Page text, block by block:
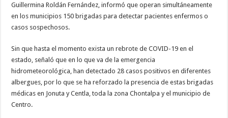
Guillermina Roldán Fernández, informó que operan simultáneamente
en los municipios 150 brigadas para detectar pacientes enfermos o
casos sospechosos.
Sin que hasta el momento exista un rebrote de COVID-19 en el
estado, señaló que en lo que va de la emergencia
hidrometeorológica, han detectado 28 casos positivos en diferentes
albergues, por lo que se ha reforzado la presencia de estas brigadas
médicas en Jonuta y Centla, toda la zona Chontalpa y el municipio de
Centro.